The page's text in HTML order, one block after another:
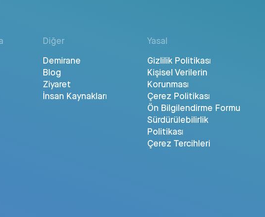
Diğer
Demirane
Blog
Ziyaret
İnsan Kaynakları
Yasal
Gizlilik Politikası
Kişisel Verilerin
Korunması
Çerez Politikası
Ön Bilgilendirme Formu
Sürdürülebilirlik
Politikası
Çerez Tercihleri